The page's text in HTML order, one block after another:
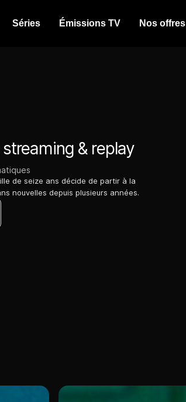
Séries Émissions TV Nos offres
& replay
de seize ans décide de partir à la
nouvelles depuis plusieurs années.